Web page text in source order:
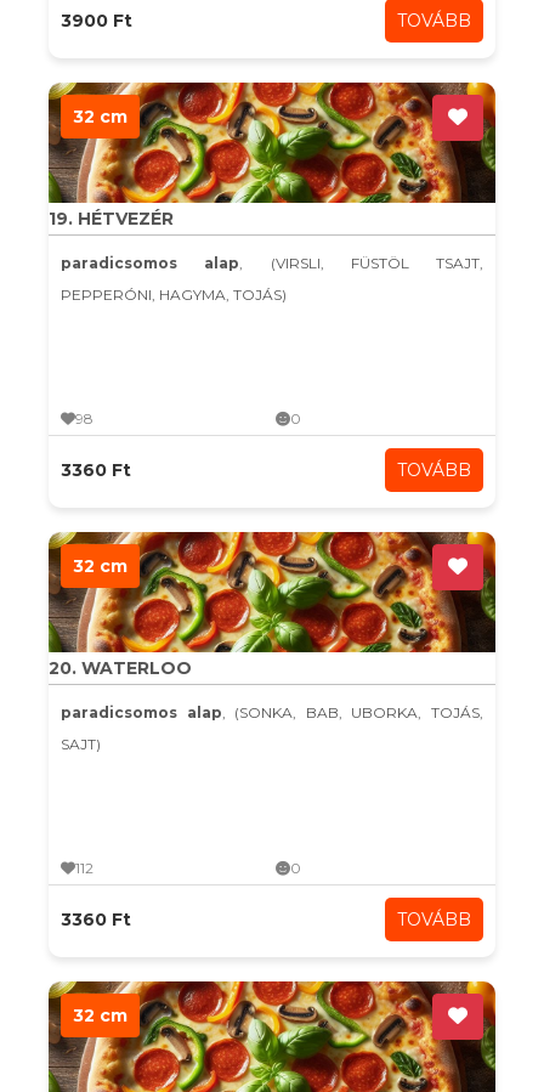
3900 Ft TOVÁBB
32 cm
19. HÉTVEZÉR
paradicsomos alap, (VIRSLI, FÜSTÖL TSAJT,
PEPPERÓNI, HAGYMA, TOJÁS)
98 0
3360 Ft TOVÁBB
32 cm
20. WATERLOO
paradicsomos alap, (SONKA, BAB, UBORKA, TOJÁS,
SAJT)
112 0
3360 Ft TOVÁBB
32 cm